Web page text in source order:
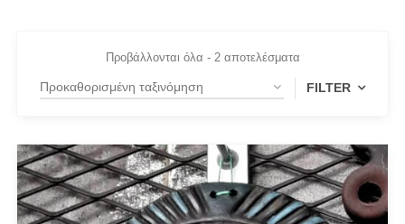
Προβάλλονται όλα - 2 αποτελέσματα
FILTER
PRODUCT CATEGORIES
Actitude Twinset